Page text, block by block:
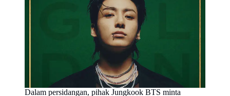
Dalam persidangan, pihak Jungkook BTS minta